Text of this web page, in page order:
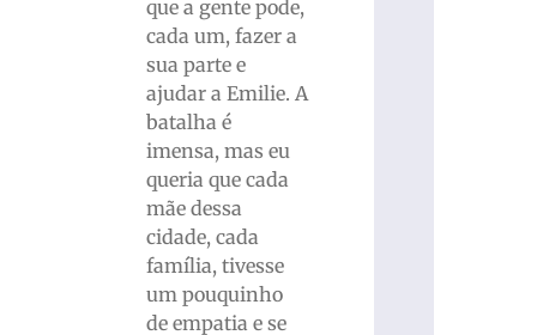
que a gente pode,
cada um, fazer a
sua parte e
ajudar a Emilie. A
batalha é
imensa, mas eu
queria que cada
mãe dessa
cidade, cada
família, tivesse
um pouquinho
de empatia e se